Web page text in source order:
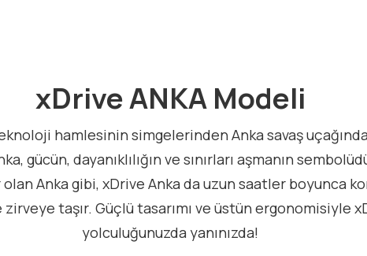
xDrive ANKA Modeli
hamlesinin simgelerinden Anka savaş
gücün, dayanıklılığın ve sınırları aşmanın
Anka gibi, xDrive Anka da uzun saatler boyunca
taşır. Güçlü tasarımı ve üstün ergonomisiyle
yolculuğunuzda yanınızda!